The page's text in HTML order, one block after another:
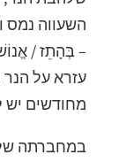
השעווה נמס
– בְּהָתֵז /
עזרא על הנר
מחודשים יש
במחברתה